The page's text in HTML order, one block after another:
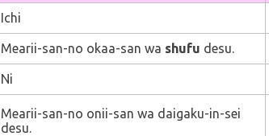
Ichi
Mearii-san-no okaa-san wa shufu desu.
Ni
Mearii-san-no onii-san wa daigaku-in-sei
desu.